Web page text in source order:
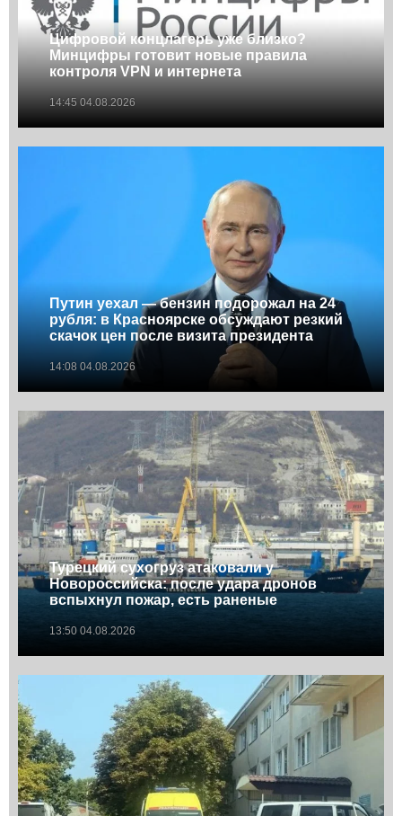
Цифровой концлагерь уже близко?
Минцифры готовит новые правила
контроля VPN и интернета
14:45 04.08.2026
Путин уехал — бензин подорожал на 24
рубля: в Красноярске обсуждают резкий
скачок цен после визита президента
14:08 04.08.2026
Турецкий сухогруз атаковали у
Новороссийска: после удара дронов
вспыхнул пожар, есть раненые
13:50 04.08.2026